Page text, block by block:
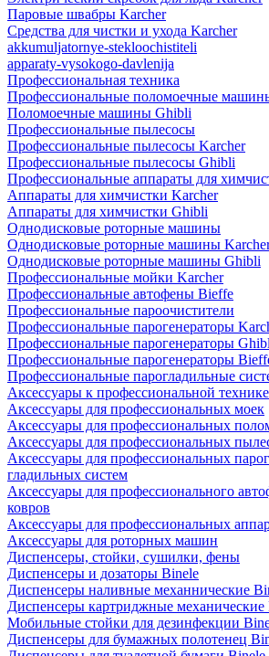
Паровые швабры Karcher
Средства для чистки и ухода Karcher
akkumuljatornye-stekloochistiteli
apparaty-vysokogo-davlenija
Профессиональная техника
Профессиональные поломоечные
Поломоечные машины Ghibli
Профессиональные пылесосы
Профессиональные пылесосы Karcher
Профессиональные пылесосы Ghibli
Профессиональные аппараты для
Аппараты для химчистки Karcher
Аппараты для химчистки Ghibli
Однодисковые роторные машины
Однодисковые роторные машины
Однодисковые роторные машины Ghibli
Профессиональные мойки Karcher
Профессиональные автофены Bieffe
Профессиональные пароочистители
Профессиональные парогенераторы
Профессиональные парогенераторы
Профессиональные парогенераторы
Профессиональные парогладильные
Аксессуары к профессиональной технике
Аксессуары для профессиональных моек
Аксессуары для профессиональных
Аксессуары для профессиональных
Аксессуары для профессиональных
гладильных систем
Аксессуары для профессионального
ковров
Аксессуары для профессиональных
Аксессуары для роторных машин
Диспенсеры, стойки, сушилки, фены
Диспенсеры и дозаторы Binele
Диспенсеры наливные механнические
Диспенсеры картриджные механические
Мобильные стойки для дезинфекции
Диспенсеры для бумажных полотенец